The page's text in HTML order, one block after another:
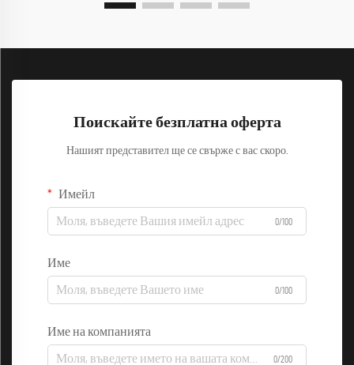
Поискайте безплатна оферта
Нашият представител ще се свърже с вас скоро.
Имейл
0/100
Име
0/100
Име на компанията
0/200